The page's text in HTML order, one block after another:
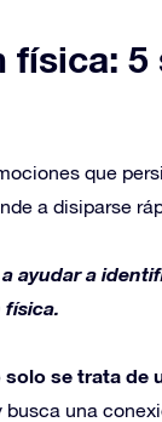
física:
que
a disiparse
ayudar a
física.
solo se trata de
una